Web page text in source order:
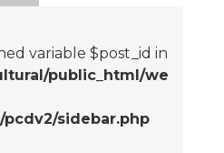
variable $post_id in
public_html/we
sidebar.php